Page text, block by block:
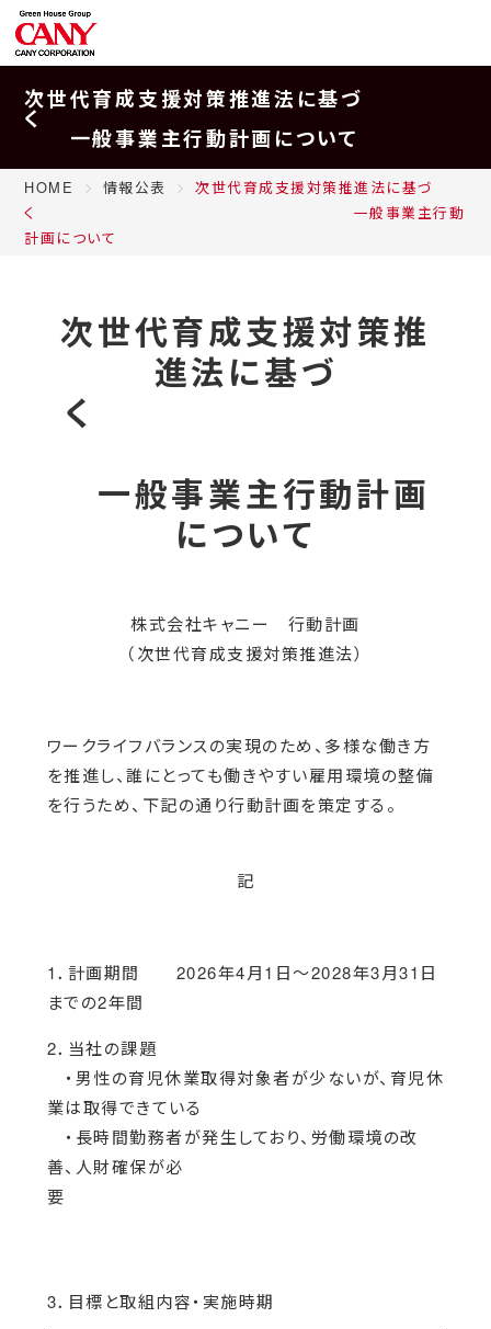
次世代育成支援対策推進法に基づ
く
一般事業主行動計画について
HOME 情報公表
次世代育成支援対策推進法に基づ
く 一般事業主行動
計画について
次世代育成支援対策推
進法に基づ
く
一般事業主行動計画
について
株式会社キャニー 行動計画
（次世代育成支援対策推進法）
ワークライフバランスの実現のため、多様な働き方
を推進し、誰にとっても働きやすい雇用環境の整備
を行うため、下記の通り行動計画を策定する。
記
1．計画期間 2026年4月1日～2028年3月31日
までの2年間
2．当社の課題
・男性の育児休業取得対象者が少ないが、育児休
業は取得できている
・長時間勤務者が発生しており、労働環境の改
善、人財確保が必
要
3．目標と取組内容・実施時期